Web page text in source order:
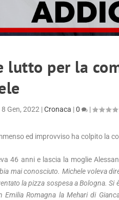
lutto per la
8 Gen, 2022 |Cronaca |0 |
ed improvviso ha colpito la
46 anni e lascia la moglie
mai conosciuto. Michele voleva
la pizza sospesa a Bologna.
Emilia Romagna la Mehari di